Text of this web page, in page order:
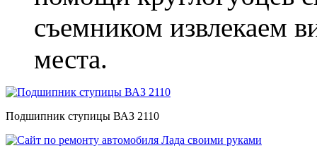
съемником извлекаем
места.
Подшипник ступицы ВАЗ 2110